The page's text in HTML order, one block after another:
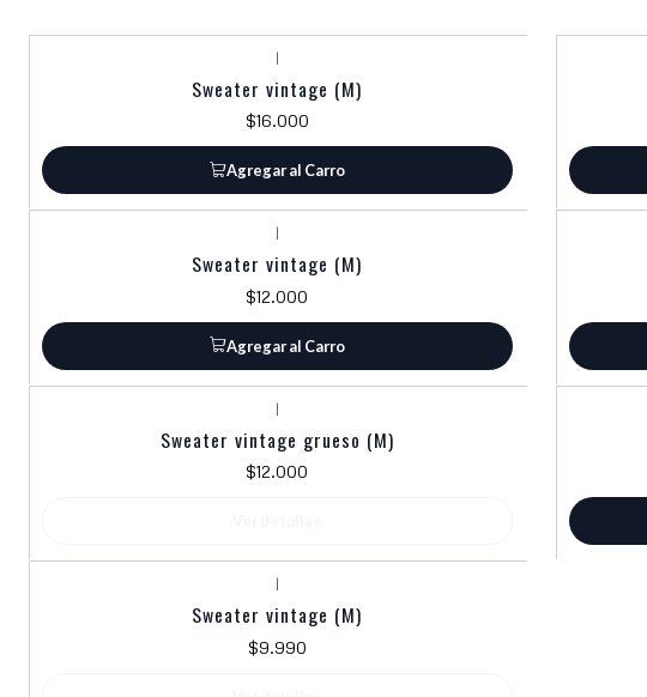
|
Sweater vintage (M)
$16.000
Agregar al Carro
|
Sweater vintage (M)
$12.000
Agregar al Carro
|
Sweater vintage grueso (M)
$12.000
|
Sweater vintage (M)
$9.990